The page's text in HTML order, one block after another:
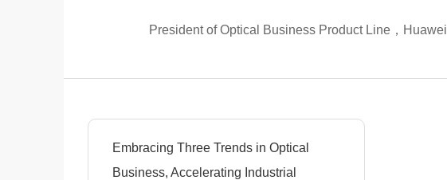
President of Optical Business Product Line，Huawei
Embracing Three Trends in Optical
Business, Accelerating Industrial